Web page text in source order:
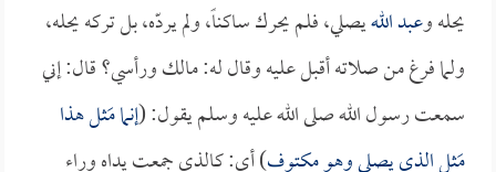
يحله وعبد اللهيصلي، فلم يحرك ساكناً، ولم يردّه، بل تركه يحله،
ولما فرغ من صلاته أقبل عليه وقال له: مالك ورأسي؟ قال: إني
سمعت رسول الله صلى الله عليه وسلم يقول: (إنما مَثل هذا
مَثل الذي يصلي وهو مكتوف) أي: كالذي جمعت يداه وراء